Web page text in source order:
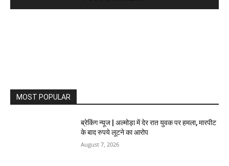
MOST POPULAR
ब्रेकिंग न्यूज | अल्मोड़ा में देर रात युवक पर हमला, मारपीट
के बाद रुपये लूटने का आरोप
August 7, 2026